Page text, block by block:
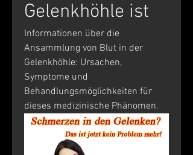
Gelenkhöhle ist
Informationen über die
Ansammlung von Blut in der
Gelenkhöhle: Ursachen,
Symptome und
Behandlungsmöglichkeiten für
dieses medizinische Phänomen.